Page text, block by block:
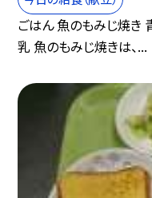
ごはん 魚のもみじ焼き
乳 魚のもみじ焼きは、...